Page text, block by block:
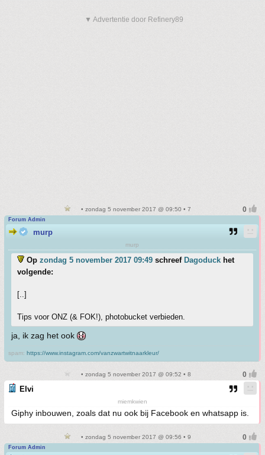
▼ Advertentie door Refinery89
• zondag 5 november 2017 @ 09:50 • 7
Forum Admin
murp
murp
Op zondag 5 november 2017 09:49 schreef Dagoduck het
volgende:
[..]
Tips voor ONZ (& FOK!), photobucket verbieden.
ja, ik zag het ook
spam: https://www.instagram.com/vanzwartwitnaarkleur/
• zondag 5 november 2017 @ 09:52 • 8
Elvi
miemkwien
Giphy inbouwen, zoals dat nu ook bij Facebook en whatsapp is.
• zondag 5 november 2017 @ 09:56 • 9
Forum Admin